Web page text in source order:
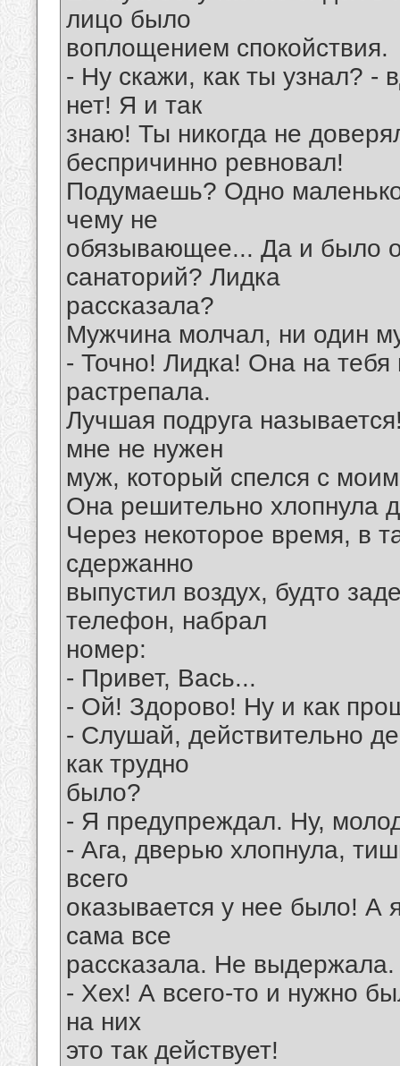
лицо было
воплощением спокойствия.
- Ну скажи, как ты узнал? -
нет! Я и так
знаю! Ты никогда не
беспричинно ревновал!
Подумаешь? Одно
чему не
обязывающее... Да и было
санаторий? Лидка
рассказала?
Мужчина молчал, ни один
- Точно! Лидка! Она на тебя
растрепала.
Лучшая подруга
мне не нужен
муж, который спелся с
Она решительно хлопнула
Через некоторое время, в
сдержанно
выпустил воздух, будто
телефон, набрал
номер:
- Привет, Вась...
- Ой! Здорово! Ну и как
- Слушай, действительно
как трудно
было?
- Я предупреждал. Ну,
- Ага, дверью хлопнула,
всего
оказывается у нее было! А
сама все
рассказала. Не выдержала.
- Хех! А всего-то и нужно
на них
это так действует!